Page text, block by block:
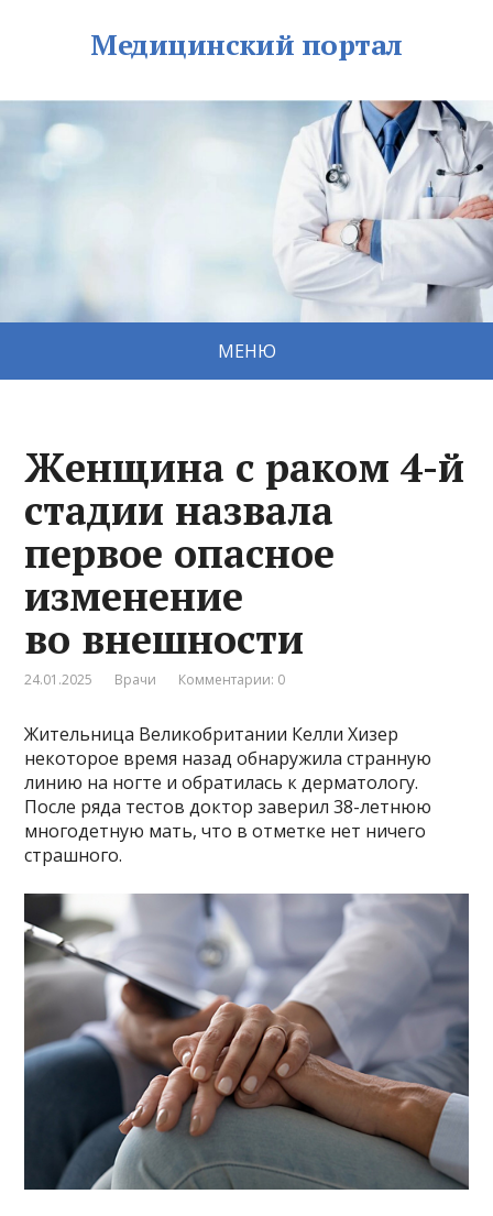
Медицинский портал
МЕНЮ
Женщина с раком 4-й
стадии назвала
первое опасное
изменение
во внешности
24.01.2025 Врачи Комментарии: 0
Жительница Великобритании Келли Хизер
некоторое время назад обнаружила странную
линию на ногте и обратилась к дерматологу.
После ряда тестов доктор заверил 38-летнюю
многодетную мать, что в отметке нет ничего
страшного.